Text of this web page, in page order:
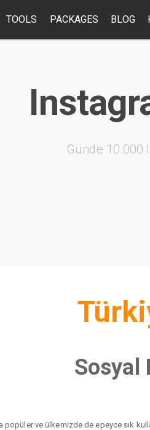
TOOLS PACKAGES BLOG
Günde 10.000
Sosyal
ve ülkemizde de epeyce sık